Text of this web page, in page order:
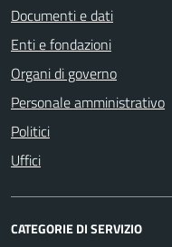
Documenti e dati
Enti e fondazioni
Organi di governo
Personale amministrativo
Politici
Uffici
CATEGORIE DI SERVIZIO